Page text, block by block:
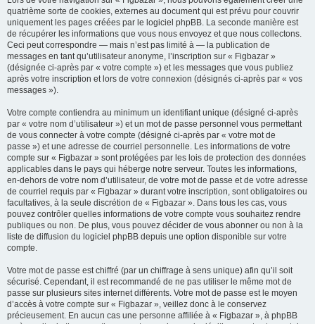
quatrième sorte de cookies, externes au document qui est prévu pour couvrir
uniquement les pages créées par le logiciel phpBB. La seconde manière est
de récupérer les informations que vous nous envoyez et que nous collectons.
Ceci peut correspondre — mais n’est pas limité à — la publication de
messages en tant qu’utilisateur anonyme, l’inscription sur « Figbazar »
(désignée ci-après par « votre compte ») et les messages que vous publiez
après votre inscription et lors de votre connexion (désignés ci-après par « vos
messages »).
Votre compte contiendra au minimum un identifiant unique (désigné ci-après
par « votre nom d’utilisateur ») et un mot de passe personnel vous permettant
de vous connecter à votre compte (désigné ci-après par « votre mot de
passe ») et une adresse de courriel personnelle. Les informations de votre
compte sur « Figbazar » sont protégées par les lois de protection des données
applicables dans le pays qui héberge notre serveur. Toutes les informations,
en-dehors de votre nom d’utilisateur, de votre mot de passe et de votre adresse
de courriel requis par « Figbazar » durant votre inscription, sont obligatoires ou
facultatives, à la seule discrétion de « Figbazar ». Dans tous les cas, vous
pouvez contrôler quelles informations de votre compte vous souhaitez rendre
publiques ou non. De plus, vous pouvez décider de vous abonner ou non à la
liste de diffusion du logiciel phpBB depuis une option disponible sur votre
compte.
Votre mot de passe est chiffré (par un chiffrage à sens unique) afin qu’il soit
sécurisé. Cependant, il est recommandé de ne pas utiliser le même mot de
passe sur plusieurs sites internet différents. Votre mot de passe est le moyen
d’accès à votre compte sur « Figbazar », veillez donc à le conservez
précieusement. En aucun cas une personne affiliée à « Figbazar », à phpBB